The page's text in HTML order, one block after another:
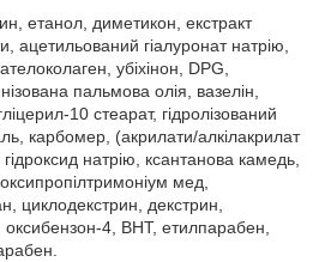
етанол, диметикон, екстракт
ацетильований гіалуронат натрію,
убіхінон, DPG,
пальмова олія, вазелін,
10 стеарат, гідролізований
карбомер, (акрилати/алкілакрилат
натрію, ксантанова камедь,
мед,
циклодекстрин, декстрин,
оксибензон-4, BHT, етилпарабен,